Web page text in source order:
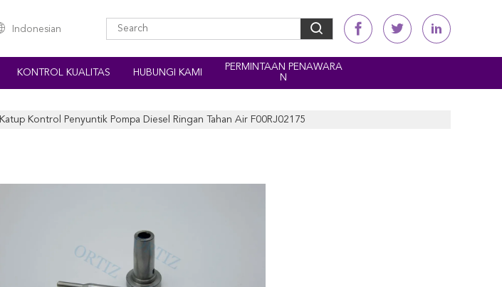
Indonesian
KONTROL KUALITAS HUBUNGI KAMI
PERMINTAAN PENAWARA
N
Katup Kontrol Penyuntik Pompa Diesel Ringan Tahan Air F00RJ02175